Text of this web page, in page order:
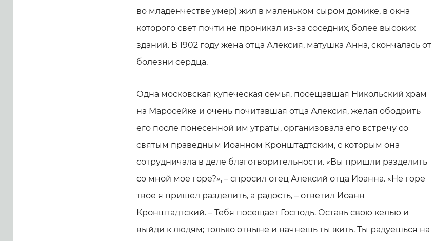
во младенчестве умер) жил в маленьком сыром домике, в окна
которого свет почти не проникал из-за соседних, более высоких
зданий. В 1902 году жена отца Алексия, матушка Анна, скончалась от
болезни сердца.
Одна московская купеческая семья, посещавшая Никольский храм
на Маросейке и очень почитавшая отца Алексия, желая ободрить
его после понесенной им утраты, организовала его встречу со
святым праведным Иоанном Кронштадтским, с которым она
сотрудничала в деле благотворительности. «Вы пришли разделить
со мной мое горе?», – спросил отец Алексий отца Иоанна. «Не горе
твое я пришел разделить, а радость, – ответил Иоанн
Кронштадтский. – Тебя посещает Господь. Оставь свою келью и
выйди к людям; только отныне и начнешь ты жить. Ты радуешься на